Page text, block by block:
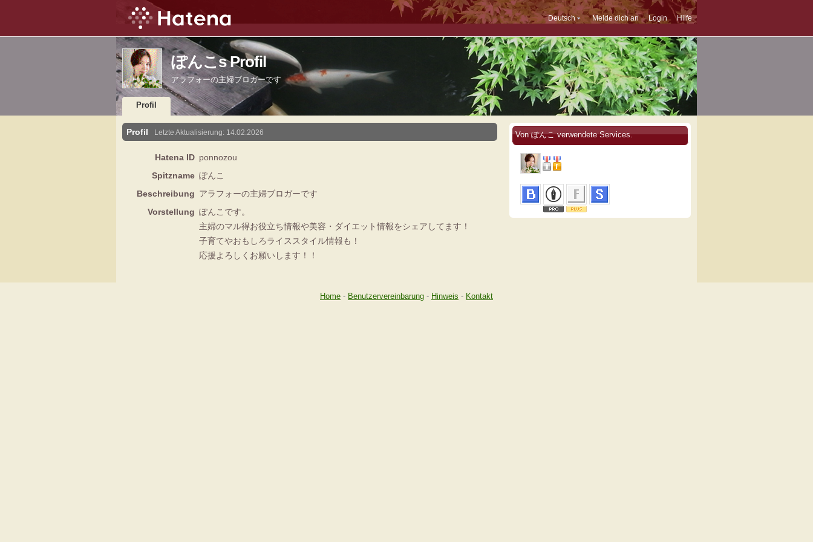
Deutsch Melde dich an Login Hilfe
ぽんこs Profil
アラフォーの主婦ブロガーです
Profil
Profil Letzte Aktualisierung: 14.02.2026
Hatena ID ponnozou
Spitzname ぽんこ
Beschreibung アラフォーの主婦ブロガーです
Vorstellung ぽんこです。
主婦のマル得お役立ち情報や美容・ダイエット情報をシェアしてます！
子育てやおもしろライススタイル情報も！
応援よろしくお願いします！！
Von ぽんこ verwendete Services.
Home - Benutzervereinbarung - Hinweis - Kontakt